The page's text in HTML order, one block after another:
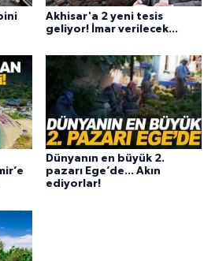
Akhisar'a 2 yeni tesis
geliyor! İmar verilecek...
Dünyanın en büyük 2.
pazarı Ege’de... Akın
ediyorlar!